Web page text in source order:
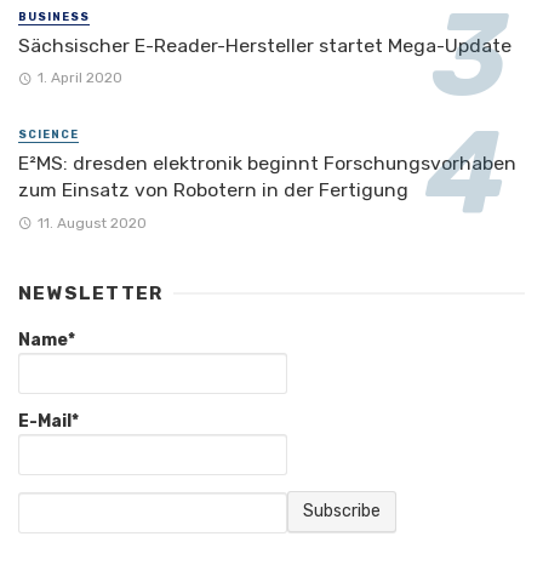
BUSINESS
Sächsischer E-Reader-Hersteller startet Mega-Update
1. April 2020
SCIENCE
E²MS: dresden elektronik beginnt Forschungsvorhaben
zum Einsatz von Robotern in der Fertigung
11. August 2020
NEWSLETTER
Name*
E-Mail*